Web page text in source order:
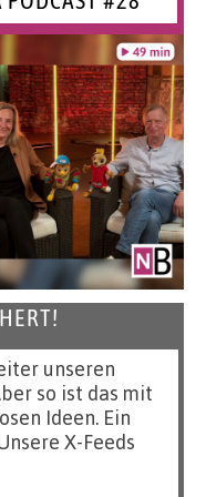
unseren
so ist das mit
Ideen. Ein
X-Feeds